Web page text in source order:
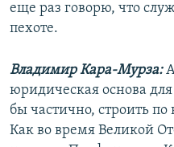
еще раз говорю, что
пехоте.
Владимир Кара-Мурза:
юридическая основа
бы частично, строить
Как во время Великой